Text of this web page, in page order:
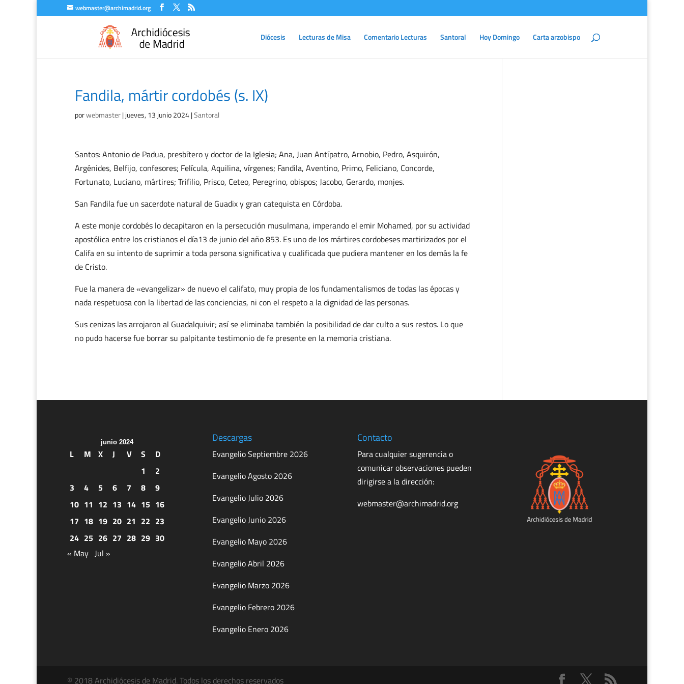
webmaster@archimadrid.org
Diócesis Lecturas de Misa Comentario Lecturas Santoral Hoy Domingo Carta arzobispo
Fandila, mártir cordobés (s. IX)
porwebmaster|jueves, 13 junio 2024|Santoral
Santos: Antonio de Padua, presbítero y doctor de la Iglesia; Ana, Juan Antípatro, Arnobio, Pedro, Asquirón,
Argénides, Belfijo, confesores; Felícula, Aquilina, vírgenes; Fandila, Aventino, Primo, Feliciano, Concorde,
Fortunato, Luciano, mártires; Trifilio, Prisco, Ceteo, Peregrino, obispos; Jacobo, Gerardo, monjes.
San Fandila fue un sacerdote natural de Guadix y gran catequista en Córdoba.
A este monje cordobés lo decapitaron en la persecución musulmana, imperando el emir Mohamed, por su actividad
apostólica entre los cristianos el día13 de junio del año 853. Es uno de los mártires cordobeses martirizados por el
Califa en su intento de suprimir a toda persona significativa y cualificada que pudiera mantener en los demás la fe
de Cristo.
Fue la manera de «evangelizar» de nuevo el califato, muy propia de los fundamentalismos de todas las épocas y
nada respetuosa con la libertad de las conciencias, ni con el respeto a la dignidad de las personas.
Sus cenizas las arrojaron al Guadalquivir; así se eliminaba también la posibilidad de dar culto a sus restos. Lo que
no pudo hacerse fue borrar su palpitante testimonio de fe presente en la memoria cristiana.
junio 2024
L M X J V S
D
1
2
3
4 5 6 7 8
9
10 11 12 13 14 15 16
17 18 19 20 21 22 23
24 25 26 27 28 29 30
« May Jul »
Descargas
Evangelio Septiembre 2026
Evangelio Agosto 2026
Evangelio Julio 2026
Evangelio Junio 2026
Evangelio Mayo 2026
Evangelio Abril 2026
Evangelio Marzo 2026
Evangelio Febrero 2026
Evangelio Enero 2026
Contacto
Para cualquier sugerencia o
comunicar observaciones pueden
dirigirse a la dirección:
webmaster@archimadrid.org
© 2018 Archidiócesis de Madrid. Todos los derechos reservados